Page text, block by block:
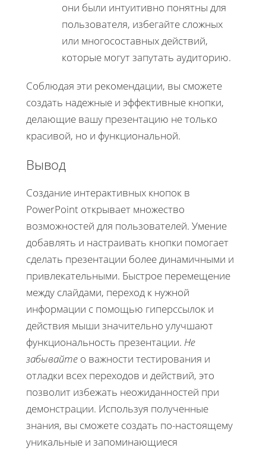
они были интуитивно понятны для
пользователя, избегайте сложных
или многосоставных действий,
которые могут запутать аудиторию.
Соблюдая эти рекомендации, вы сможете
создать надежные и эффективные кнопки,
делающие вашу презентацию не только
красивой, но и функциональной.
Вывод
Создание интерактивных кнопок в
PowerPoint открывает множество
возможностей для пользователей. Умение
добавлять и настраивать кнопки помогает
сделать презентации более динамичными и
привлекательными. Быстрое перемещение
между слайдами, переход к нужной
информации с помощью гиперссылок и
действия мыши значительно улучшают
функциональность презентации. Не
забывайте о важности тестирования и
отладки всех переходов и действий, это
позволит избежать неожиданностей при
демонстрации. Используя полученные
знания, вы сможете создать по-настоящему
уникальные и запоминающиеся